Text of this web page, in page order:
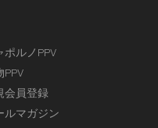
ポルノPPV
PPV
会員登録
ルマガジン